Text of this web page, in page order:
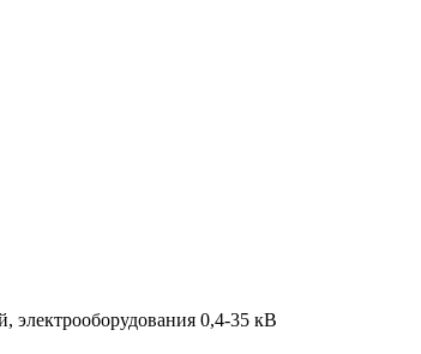
электрооборудования 0,4-35 кВ